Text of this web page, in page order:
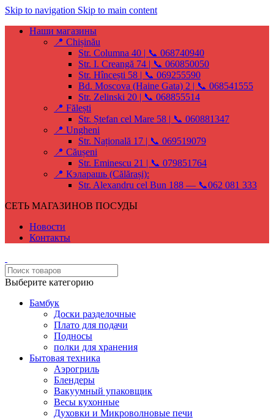
Skip to navigation Skip to main content
Наши магазины
📍 Chișinău
Str. Columna 40 | 📞 068740940
Str. I. Creangă 74 | 📞 060850050
Str. Hîncești 58 | 📞 069255590
Bd. Moscova (Haine Gata) 2 | 📞 068541555
Str. Zelinski 20 | 📞 068855514
📍 Fălești
Str. Ștefan cel Mare 58 | 📞 060881347
📍 Ungheni
Str. Națională 17 | 📞 069519079
📍 Căușeni
Str. Eminescu 21 | 📞 079851764
📍 Кэларашь (Călărași):
Str. Alexandru cel Bun 188 — 📞062 081 333
СЕТЬ МАГАЗИНОВ ПОСУДЫ
Новости
Контакты
Выберите категорию
Бамбук
Доски разделочные
Плато для подачи
Подносы
полки для хранения
Бытовая техника
Аэрогриль
Блендеры
Вакуумный упаковщик
Весы кухонные
Духовки и Микроволновые печи